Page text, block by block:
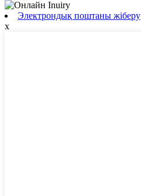
Электрондық поштаны жіберу
x